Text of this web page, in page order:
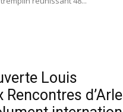
Louis
Rencontres